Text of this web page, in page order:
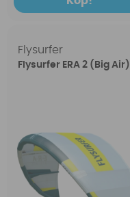
Flysurfer
Flysurfer ERA 2 (Big Air)